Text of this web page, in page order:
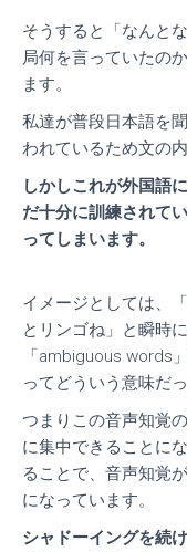
そうすると「なんと
局何を言っていたの
ます。
私達が普段日本語を
われているため文の
しかしこれが外国語
だ十分に訓練されて
ってしまいます。
イメージとしては、
とリンゴね」と瞬時
「ambiguous words
ってどういう意味だ
つまりこの音声知覚
に集中できることに
ることで、音声知覚
になっています。
シャドーイングを続